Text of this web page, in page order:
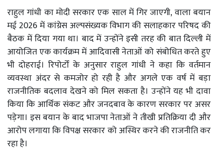
राहुल गांधी का मोदी सरकार एक साल में गिर जाएगी, वाला बयान
मई 2026 में कांग्रेस अल्पसंख्यक विभाग की सलाहकार परिषद की
बैठक में दिया गया था। बाद में उन्होंने इसी तरह की बात दिल्ली में
आयोजित एक कार्यक्रम में आदिवासी नेताओं को संबोधित करते हुए
भी दोहराई। रिपोर्टों के अनुसार राहुल गांधी ने कहा कि वर्तमान
व्यवस्था अंदर से कमजोर हो रही है और अगले एक वर्ष में बड़ा
राजनीतिक बदलाव देखने को मिल सकता है। उन्होंने यह भी दावा
किया कि आर्थिक संकट और जनदबाव के कारण सरकार पर असर
पड़ेगा। इस बयान के बाद भाजपा नेताओं ने तीखी प्रतिक्रिया दी और
आरोप लगाया कि विपक्ष सरकार को अस्थिर करने की राजनीति कर
रहा है।